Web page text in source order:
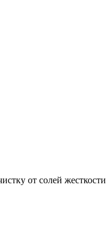
от солей